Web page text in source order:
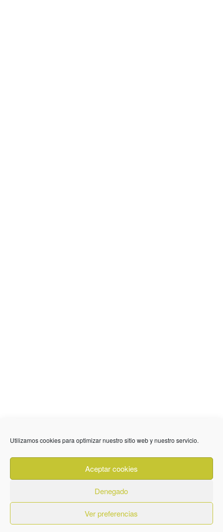
Utilizamos cookies para optimizar nuestro sitio web y nuestro servicio.
Aceptar cookies
Denegado
Ver preferencias
636 01 61 85
Fuente Palmera
info @ fuentepalmerainformacion.es
Privacidad Aviso legal
Cookies
Quiénes Somos
Contacto